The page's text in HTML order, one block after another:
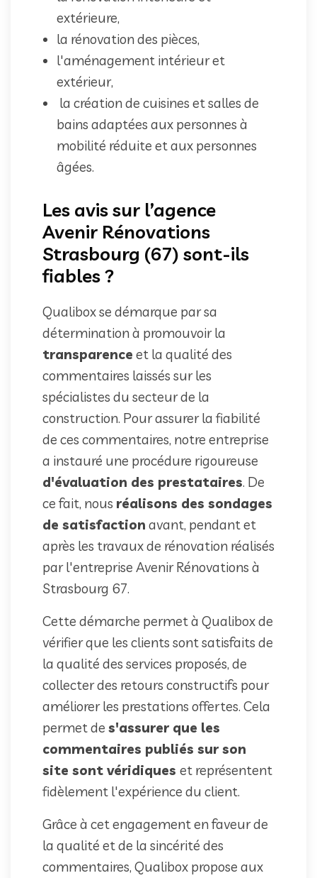
extérieure,
la rénovation des pièces,
l'aménagement intérieur et
extérieur,
la création de cuisines et salles de
bains adaptées aux personnes à
mobilité réduite et aux personnes
âgées.
Les avis sur l’agence
Avenir Rénovations
Strasbourg (67) sont-ils
fiables ?
Qualibox se démarque par sa
détermination à promouvoir la
transparence et la qualité des
commentaires laissés sur les
spécialistes du secteur de la
construction. Pour assurer la fiabilité
de ces commentaires, notre entreprise
a instauré une procédure rigoureuse
d'évaluation des prestataires. De
ce fait, nous réalisons des sondages
de satisfaction avant, pendant et
après les travaux de rénovation réalisés
par l'entreprise Avenir Rénovations à
Strasbourg 67.
Cette démarche permet à Qualibox de
vérifier que les clients sont satisfaits de
la qualité des services proposés, de
collecter des retours constructifs pour
améliorer les prestations offertes. Cela
permet de s'assurer que les
commentaires publiés sur son
site sont véridiques et représentent
fidèlement l'expérience du client.
Grâce à cet engagement en faveur de
la qualité et de la sincérité des
commentaires, Qualibox propose aux